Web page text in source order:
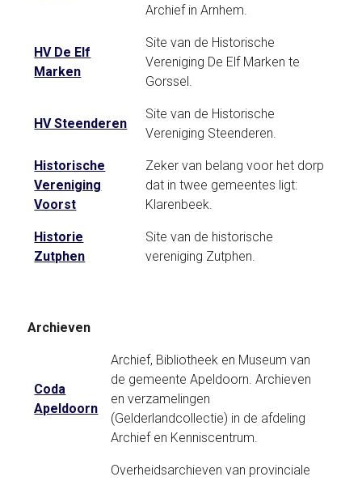
Archief in Arnhem.
HV De Elf
Marken
Site van de Historische
Vereniging De Elf Marken te
Gorssel.
HV Steenderen
Site van de Historische
Vereniging Steenderen.
Historische
Vereniging
Voorst
Zeker van belang voor het dorp
dat in twee gemeentes ligt:
Klarenbeek.
Historie
Zutphen
Site van de historische
vereniging Zutphen.
Archieven
Coda
Apeldoorn
Archief, Bibliotheek en Museum van
de gemeente Apeldoorn. Archieven
en verzamelingen
(Gelderlandcollectie) in de afdeling
Archief en Kenniscentrum.
Overheidsarchieven van provinciale